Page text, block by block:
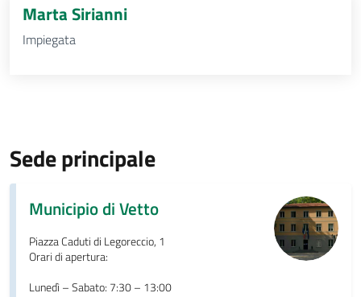
Marta Sirianni
Impiegata
Sede principale
Municipio di Vetto
Piazza Caduti di Legoreccio, 1
Orari di apertura:
Lunedì – Sabato: 7:30 – 13:00